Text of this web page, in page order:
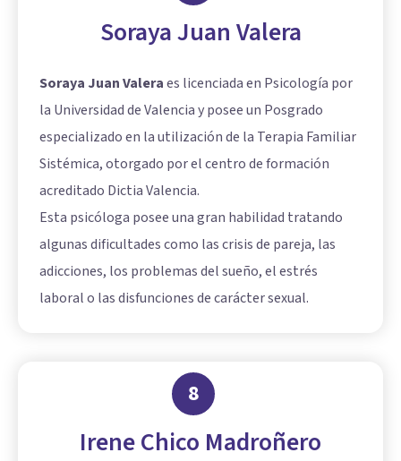
Soraya Juan Valera
Soraya Juan Valeraes licenciada en Psicología por
la Universidad de Valencia y posee un Posgrado
especializado en la utilización de la Terapia Familiar
Sistémica, otorgado por el centro de formación
acreditado Dictia Valencia.
Esta psicóloga posee una gran habilidad tratando
algunas dificultades como las crisis de pareja, las
adicciones, los problemas del sueño, el estrés
laboral o las disfunciones de carácter sexual.
8
Irene Chico Madroñero